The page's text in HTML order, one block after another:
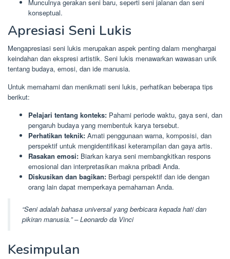
Munculnya gerakan seni baru, seperti seni jalanan dan seni
konseptual.
Apresiasi Seni Lukis
Mengapresiasi seni lukis merupakan aspek penting dalam menghargai
keindahan dan ekspresi artistik. Seni lukis menawarkan wawasan unik
tentang budaya, emosi, dan ide manusia.
Untuk memahami dan menikmati seni lukis, perhatikan beberapa tips
berikut:
Pelajari tentang konteks: Pahami periode waktu, gaya seni, dan
pengaruh budaya yang membentuk karya tersebut.
Perhatikan teknik: Amati penggunaan warna, komposisi, dan
perspektif untuk mengidentifikasi keterampilan dan gaya artis.
Rasakan emosi: Biarkan karya seni membangkitkan respons
emosional dan interpretasikan makna pribadi Anda.
Diskusikan dan bagikan: Berbagi perspektif dan ide dengan
orang lain dapat memperkaya pemahaman Anda.
“Seni adalah bahasa universal yang berbicara kepada hati dan
pikiran manusia.” – Leonardo da Vinci
Kesimpulan